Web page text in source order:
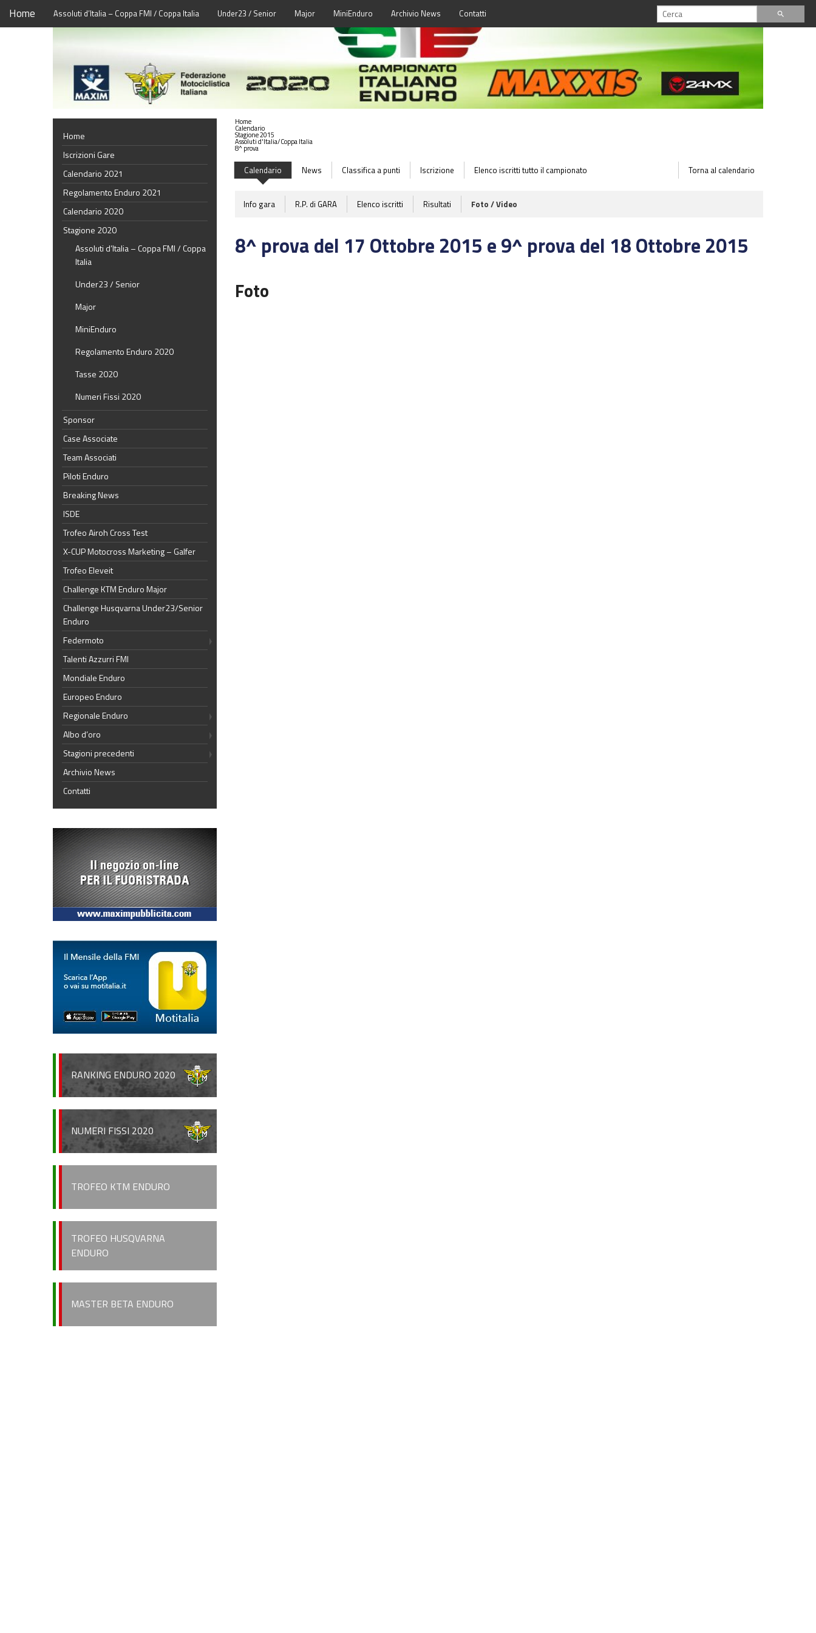
Home Assoluti d’Italia – Coppa FMI / Coppa Italia Under23 / Senior Major MiniEnduro Archivio News Contatti search
Home
Calendario
Stagione 2015
Assoluti d'Italia/Coppa Italia
8^ prova
Calendario News Classifica a punti Iscrizione Elenco iscritti tutto il campionato Torna al calendario
Info gara R.P. di GARA Elenco iscritti Risultati Foto / Video
8^ prova del 17 Ottobre 2015 e 9^ prova del 18 Ottobre 2015
Foto
Home
Iscrizioni Gare
Calendario 2021
Regolamento Enduro 2021
Calendario 2020
Stagione 2020
Assoluti d’Italia – Coppa FMI / Coppa
Italia
Under23 / Senior
Major
MiniEnduro
Regolamento Enduro 2020
Tasse 2020
Numeri Fissi 2020
Sponsor
Case Associate
Team Associati
Piloti Enduro
Breaking News
ISDE
Trofeo Airoh Cross Test
X-CUP Motocross Marketing – Galfer
Trofeo Eleveit
Challenge KTM Enduro Major
Challenge Husqvarna Under23/Senior
Enduro
Federmoto
Talenti Azzurri FMI
Mondiale Enduro
Europeo Enduro
Regionale Enduro
Albo d’oro
Stagioni precedenti
Archivio News
Contatti
RANKING ENDURO 2020
NUMERI FISSI 2020
TROFEO KTM ENDURO
TROFEO HUSQVARNA
ENDURO
MASTER BETA ENDURO